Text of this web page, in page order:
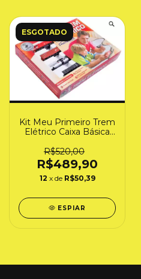
ESGOTADO
Kit Meu Primeiro Trem
Elétrico Caixa Básica
Frateschi
R$520,00
R$489,90
12 x de R$50,39
ESPIAR